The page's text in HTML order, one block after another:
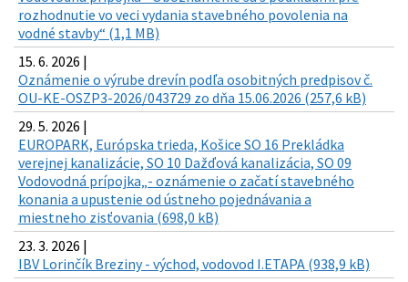
rozhodnutie vo veci vydania stavebného povolenia na
vodné stavby“ (1,1 MB)
15. 6. 2026 |
Oznámenie o výrube drevín podľa osobitných predpisov č.
OU-KE-OSZP3-2026/043729 zo dňa 15.06.2026 (257,6 kB)
29. 5. 2026 |
EUROPARK, Európska trieda, Košice SO 16 Prekládka
verejnej kanalizácie, SO 10 Dažďová kanalizácia, SO 09
Vodovodná prípojka„- oznámenie o začatí stavebného
konania a upustenie od ústneho pojednávania a
miestneho zisťovania (698,0 kB)
23. 3. 2026 |
IBV Lorinčík Breziny - východ, vodovod I.ETAPA (938,9 kB)